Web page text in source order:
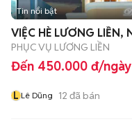
Tin nổi bật
PHỤC VỤ LƯƠNG LIỀN
Đến 450.000 đ/ngày
L Lê Dũng 12 đã bán